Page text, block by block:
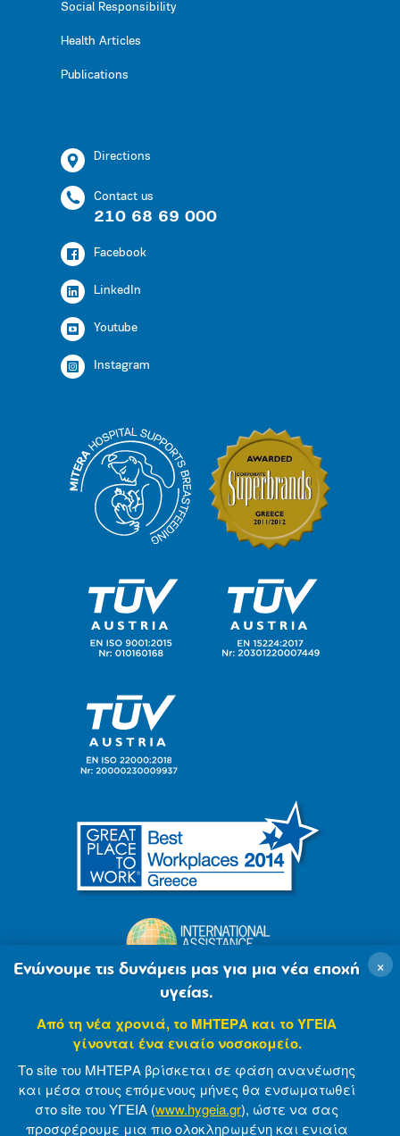
Social Responsibility
Health Articles
Publications
Directions
Contact us
210 68 69 000
Facebook
LinkedIn
Youtube
Instagram
© 2007-2021 MITERA S.A Privacy Policy
×
Ενώνουμε τις δυνάμεις μας για μια νέα εποχή
υγείας.
Από τη νέα χρονιά, το ΜΗΤΕΡΑ και το ΥΓΕΙΑ
γίνονται ένα ενιαίο νοσοκομείο.
Το site του ΜΗΤΕΡΑ βρίσκεται σε φάση ανανέωσης
και μέσα στους επόμενους μήνες θα ενσωματωθεί
στο site του ΥΓΕΙΑ (www.hygeia.gr), ώστε να σας
προσφέρουμε μια πιο ολοκληρωμένη και ενιαία